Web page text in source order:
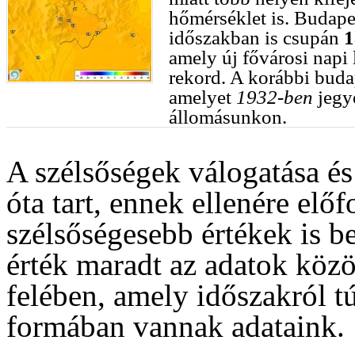
hőmérséklet is.
időszakban is csupán
amely új fővárosi napi
rekord. A korábbi
amelyet 1932-ben
állomásunkon.
A szélsőségek válogatása
óta tart, ennek ellenére
szélsőségesebb értékek is
érték maradt az adatok
felében, amely időszakról
formában vannak adataink.